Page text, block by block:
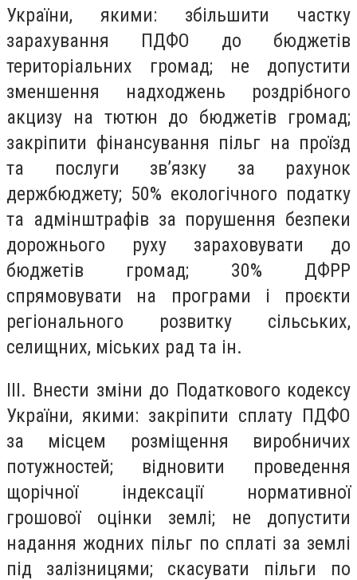
України, якими: збільшити частку
зарахування ПДФО до бюджетів
територіальних громад; не допустити
зменшення надходжень роздрібного
акцизу на тютюн до бюджетів громад;
закріпити фінансування пільг на проїзд
та послуги зв’язку за рахунок
держбюджету; 50% екологічного податку
та адмінштрафів за порушення безпеки
дорожнього руху зараховувати до
бюджетів громад; 30% ДФРР
спрямовувати на програми і проєкти
регіонального розвитку сільських,
селищних, міських рад та ін.
ІІІ. Внести зміни до Податкового кодексу
України, якими: закріпити сплату ПДФО
за місцем розміщення виробничих
потужностей; відновити проведення
щорічної індексації нормативної
грошової оцінки землі; не допустити
надання жодних пільг по сплаті за землі
під залізницями; скасувати пільги по